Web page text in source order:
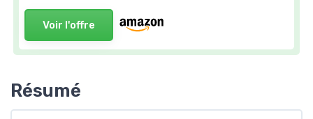
Voir l'offre
Résumé